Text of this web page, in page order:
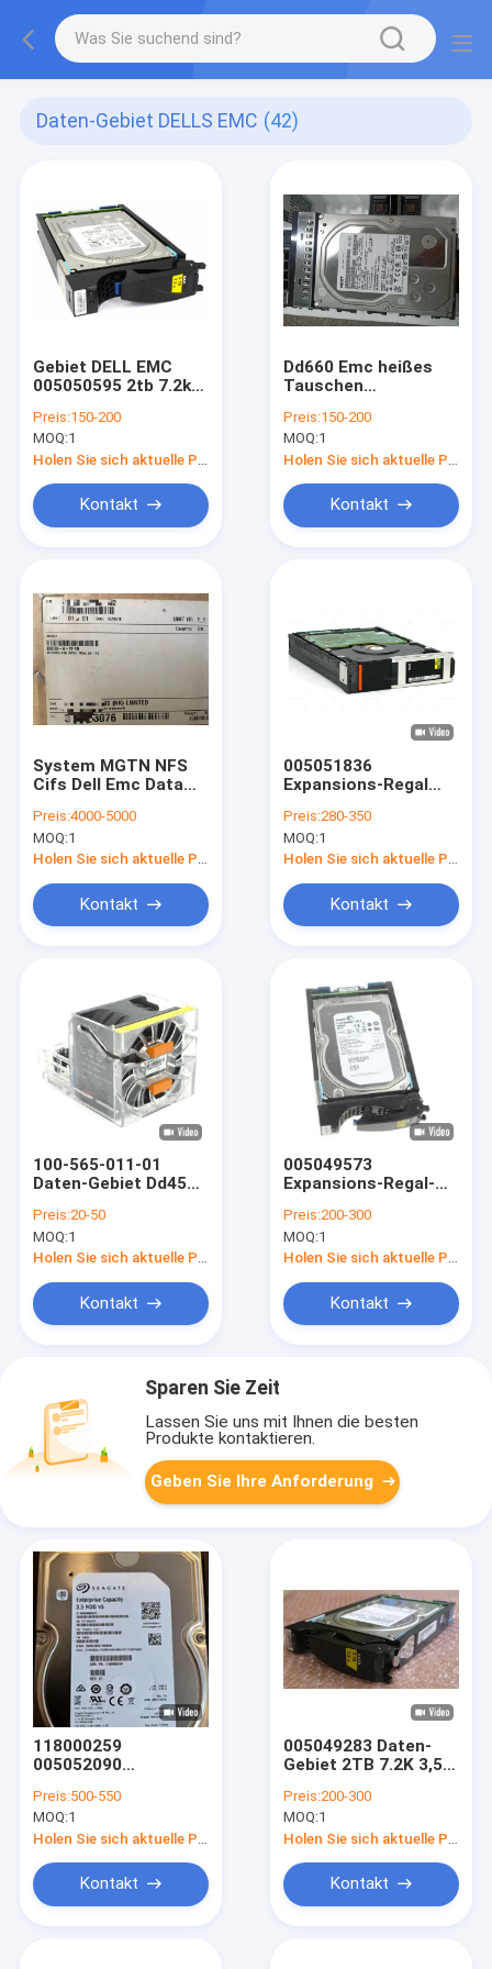
Daten-Gebiet DELLS EMC (42)
Gebiet DELL EMC
005050595 2tb 7.2k
heißes Tauschen
Dämpfungsreglers
3,5 Lff
Preis:150-200
MOQ:1
Kontakt
Dd660 Emc heißes
Tauschen
3,5 Lff des Daten-
Gebiets-Gerät1tb
7.2k 6g
Preis:150-200
MOQ:1
Kontakt
System MGTN NFS
Cifs Dell Emc Data
16tb
Preis:4000-5000
MOQ:1
Kontakt
005051836
Expansions-Regal
Dell Emc Data
Domain Dss 60
Preis:280-350
MOQ:1
Kontakt
100-565-011-01
Daten-Gebiet Dd4500
DELLS EMC
Preis:20-50
MOQ:1
Holen Sie sich aktuelle Preis
Kontakt
005049573
Expansions-Regal-
Dell Emc Data
Domain Ess 30
Dämpfungsregler
Preis:200-300
MOQ:1
Holen Sie sich aktuelle Preis
Kontakt
Sparen Sie Zeit
Lassen Sie uns mit Ihnen die besten
Produkte kontaktieren.
Geben Sie Ihre Anforderung
118000259
005052090
EMC-4TB 7.2K
12Gbps U/min
Festplattenlaufwerk
HDD
Preis:500-550
MOQ:1
Kontakt
005049283 Daten-
Gebiet 2TB 7.2K 3,5"
SATA300 HDD
Preis:200-300
MOQ:1
Kontakt